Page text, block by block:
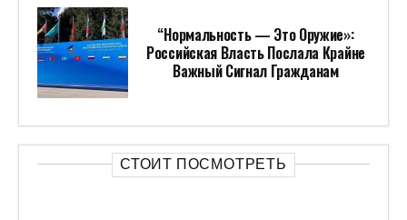
“Нормальность — Это Оружие»:
Российская Власть Послала Крайне
Важный Сигнал Гражданам
СТОИТ ПОСМОТРЕТЬ